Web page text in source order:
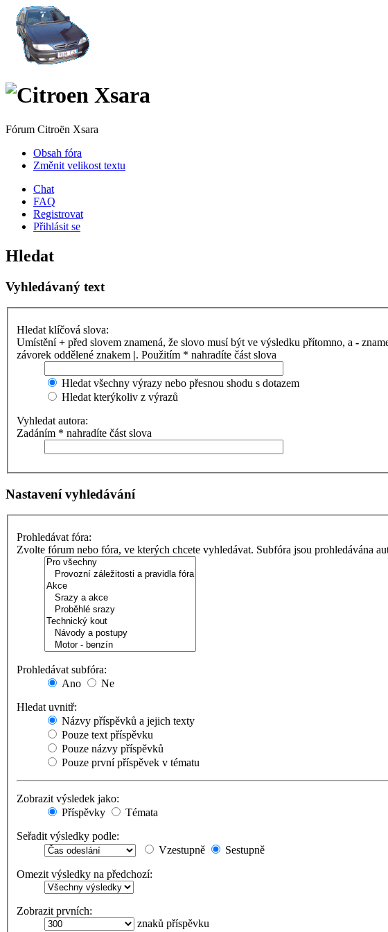
Fórum Citroën Xsara
Obsah fóra
Změnit velikost textu
Chat
FAQ
Registrovat
Přihlásit se
Hledat
Vyhledávaný text
Hledat klíčová slova:
Umístění+ před slovem znamená, že slovo musí být ve výsledku přítomno, a -
závorek oddělené znakem |. Použitím * nahradíte část slova
Hledat všechny výrazy nebo přesnou shodu s dotazem
Hledat kterýkoliv z výrazů
Vyhledat autora:
Zadáním * nahradíte část slova
Nastavení vyhledávání
Prohledávat fóra:
Zvolte fórum nebo fóra, ve kterých chcete vyhledávat. Subfóra jsou prohledávána
Prohledávat subfóra:
Ano
Ne
Hledat uvnitř:
Názvy příspěvků a jejich texty
Pouze text příspěvku
Pouze názvy příspěvků
Pouze první příspěvek v tématu
Zobrazit výsledek jako:
Příspěvky
Témata
Seřadit výsledky podle:
Vzestupně
Sestupně
Omezit výsledky na předchozí:
Zobrazit prvních:
znaků příspěvku